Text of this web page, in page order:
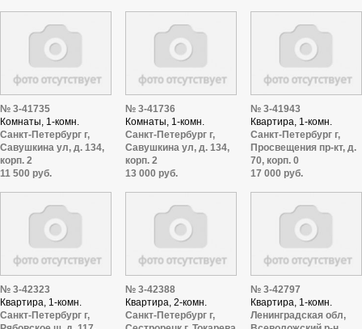
№ 3-41735
Комнаты, 1-комн.
Санкт-Петербург г,
Савушкина ул, д. 134,
корп. 2
11 500 руб.
№ 3-41736
Комнаты, 1-комн.
Санкт-Петербург г,
Савушкина ул, д. 134,
корп. 2
13 000 руб.
№ 3-41943
Квартира, 1-комн.
Санкт-Петербург г,
Просвещения пр-кт, д.
70, корп. 0
17 000 руб.
№ 3-42323
Квартира, 1-комн.
Санкт-Петербург г,
№ 3-42388
Квартира, 2-комн.
Санкт-Петербург г,
№ 3-42797
Квартира, 1-комн.
Ленинградская обл,